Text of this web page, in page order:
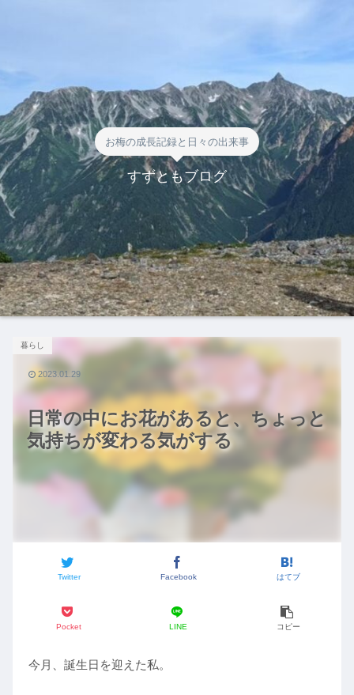
お梅の成長記録と日々の出来事
すずともブログ
日常の中にお花があると、ちょっと
気持ちが変わる気がする
暮らし
Twitter Facebook はてブ
Pocket LINE コピー
2023.01.29
今月、誕生日を迎えた私。